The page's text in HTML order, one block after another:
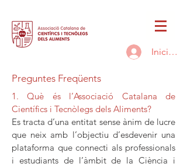
Inicia la
Preguntes Freqüents
1. Què és l’Associació Catalana de
Científics i Tecnòlegs dels Aliments?
Es tracta d’una entitat sense ànim de lucre
que neix amb l’objectiu d’esdevenir una
plataforma que connecti als professionals
i estudiants de l’àmbit de la Ciència i